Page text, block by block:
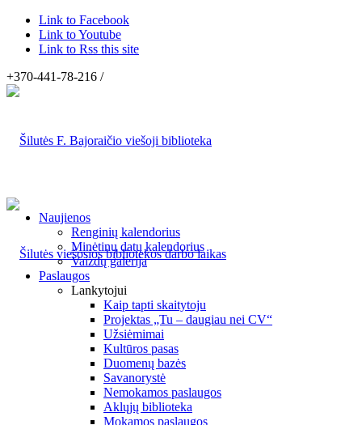
Link to Facebook
Link to Youtube
Link to Rss this site
+370-441-78-216 /
Naujienos
Renginių kalendorius
Minėtinų datų kalendorius
Vaizdų galerija
Paslaugos
Lankytojui
Kaip tapti skaitytoju
Projektas „Tu – daugiau nei CV“
Užsiėmimai
Kultūros pasas
Duomenų bazės
Savanorystė
Nemokamos paslaugos
Aklųjų biblioteka
Mokamos paslaugos